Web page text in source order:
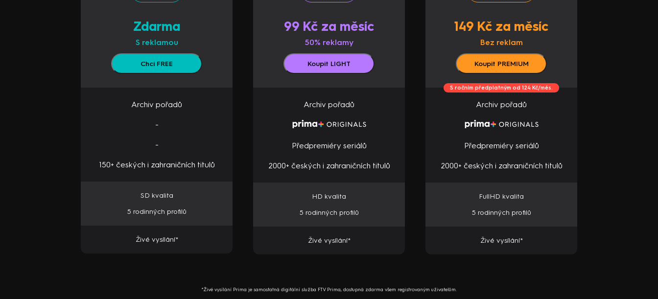
Zdarma
S reklamou
Chci FREE
Archiv pořadů
-
-
150+ českých i zahraničních titulů
SD kvalita
5 rodinných profilů
Živé vysílání*
99 Kč za měsíc
50% reklamy
Koupit LIGHT
Archiv pořadů
Předpremiéry seriálů
2000+ českých i zahraničních titulů
HD kvalita
5 rodinných profilů
Živé vysílání*
149 Kč za měsíc
Bez reklam
Koupit PREMIUM
S ročním předplatným od 124 Kč/měs.
Archiv pořadů
Předpremiéry seriálů
2000+ českých i zahraničních titulů
FullHD kvalita
5 rodinných profilů
Živé vysílání*
*Živé vysílání Prima je samostatná digitální služba FTV Prima, dostupná zdarma všem registrovaným uživatelům.